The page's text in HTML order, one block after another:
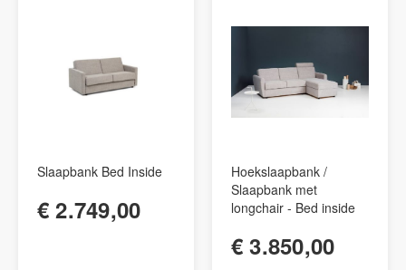
Slaapbank Bed Inside
€ 2.749,00
Hoekslaapbank /
Slaapbank met
longchair - Bed inside
€ 3.850,00